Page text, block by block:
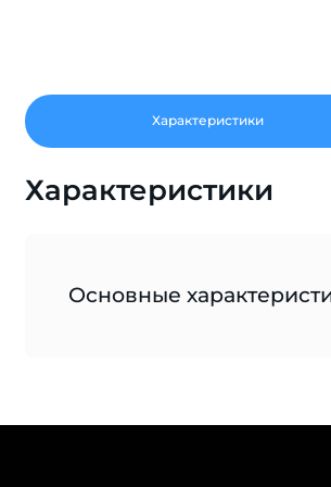
Характеристики
Характеристики
Основные